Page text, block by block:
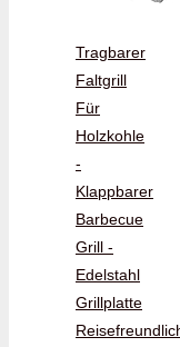
Tragbarer
Faltgrill
Für
Holzkohle
-
Klappbarer
Barbecue
Grill -
Edelstahl
Grillplatte